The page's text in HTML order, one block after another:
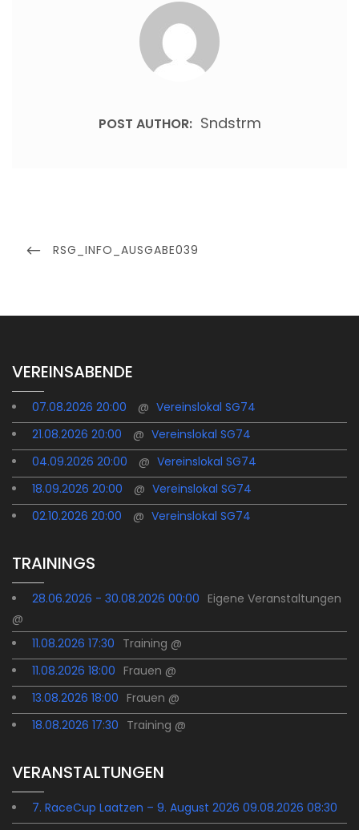
POST AUTHOR: Sndstrm
PREVIOUS
RSG_INFO_AUSGABE039
VEREINSABENDE
07.08.2026 20:00 @ Vereinslokal SG74
21.08.2026 20:00
@ Vereinslokal SG74
04.09.2026 20:00
@ Vereinslokal SG74
18.09.2026 20:00
@ Vereinslokal SG74
02.10.2026 20:00
@ Vereinslokal SG74
TRAININGS
28.06.2026 - 30.08.2026 00:00 Eigene Veranstaltungen
@
11.08.2026 17:30 Training @
11.08.2026 18:00 Frauen @
13.08.2026 18:00 Frauen @
18.08.2026 17:30 Training @
VERANSTALTUNGEN
7. RaceCup Laatzen – 9. August 2026 09.08.2026 08:30